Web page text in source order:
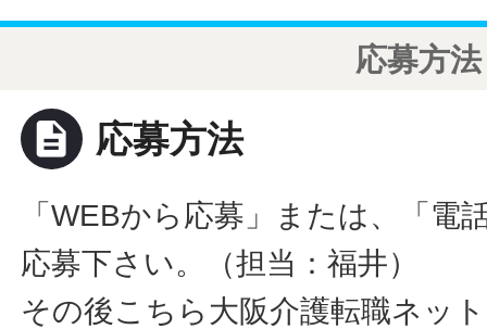
応募方法
description 応募方法
「WEBから応募」または、「電
応募下さい。（担当：福井）
その後こちら大阪介護転職ネッ